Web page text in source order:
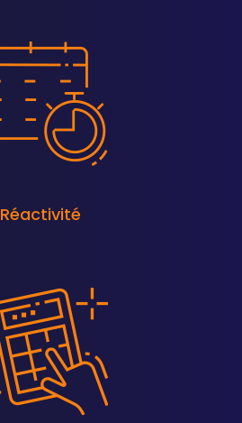
Réactivité